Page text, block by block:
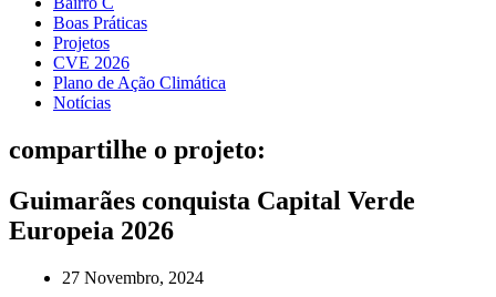
Boas Práticas
Projetos
CVE 2026
Plano de Ação Climática
Notícias
compartilhe o projeto:
Guimarães conquista Capital Verde
Europeia 2026
27 Novembro, 2024